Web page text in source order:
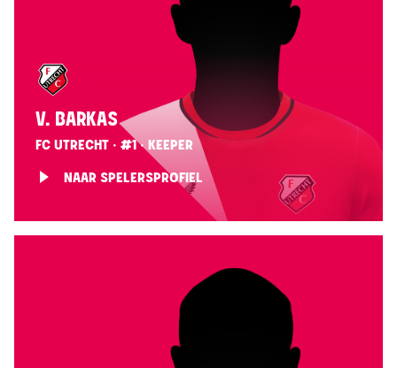
V. BARKAS
FC UTRECHT · #1 · KEEPER
NAAR SPELERSPROFIEL